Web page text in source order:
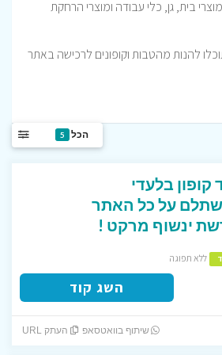
בית, גן, כלי עבודה ומוצרי הרחקת
להנות מהטבות וקופונים לרכישה באתר
הכל 5
קופון בלעדי
על כל האתר
ינשוף מרקט !
ללא תפוגה
השג קוד
שיתוף בוואטסאפ העתק URL